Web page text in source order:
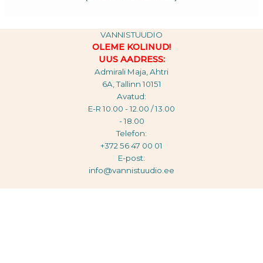
VANNISTUUDIO
OLEME KOLINUD!
UUS AADRESS:
Admirali Maja, Ahtri
6A, Tallinn 10151
Avatud:
E-R 10.00 - 12.00 / 13.00
- 18.00
Telefon:
+372 56 47 00 01
E-post:
info@vannistuudio.ee